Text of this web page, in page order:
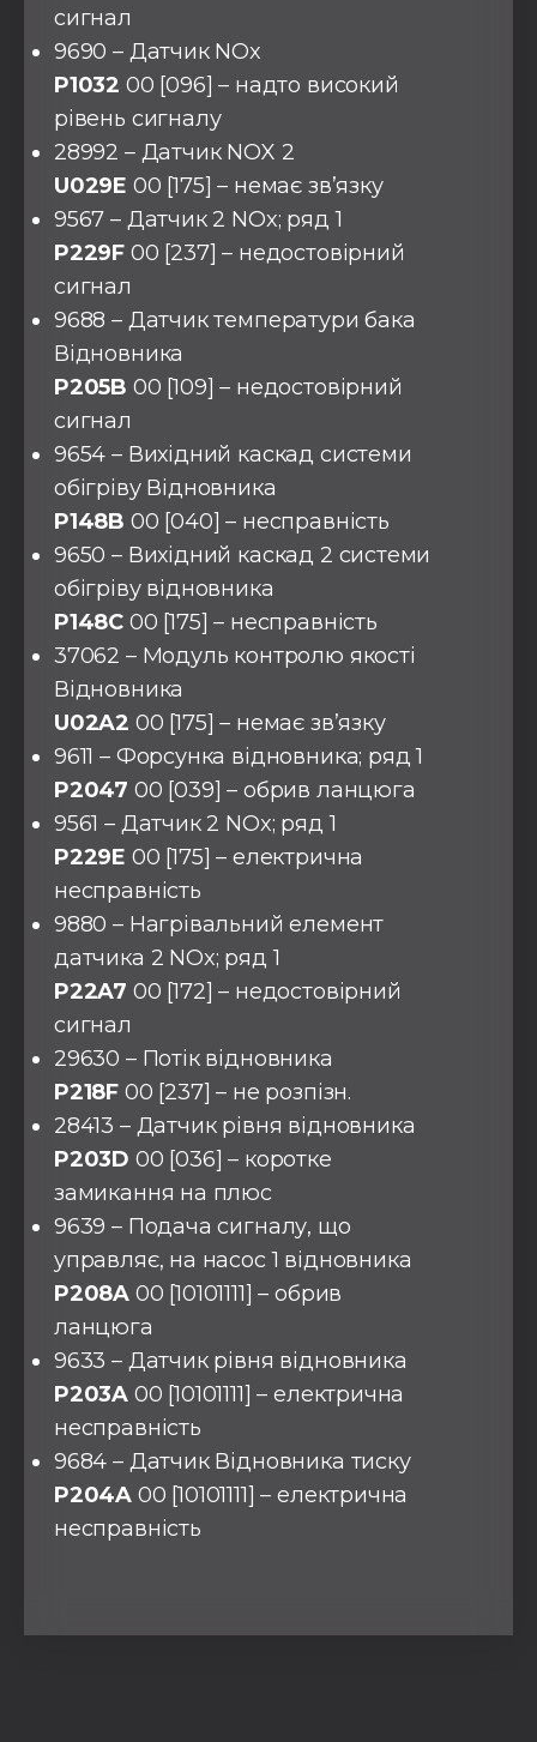
сигнал
9690 – Датчик NOx
P1032 00 [096] – надто високий
рівень сигналу
28992 – Датчик NOX 2
U029E 00 [175] – немає зв’язку
9567 – Датчик 2 NOx; ряд 1
P229F 00 [237] – недостовірний
сигнал
9688 – Датчик температури бака
Відновника
P205B 00 [109] – недостовірний
сигнал
9654 – Вихідний каскад системи
обігріву Відновника
P148B 00 [040] – несправність
9650 – Вихідний каскад 2 системи
обігріву відновника
P148C 00 [175] – несправність
37062 – Модуль контролю якості
Відновника
U02A2 00 [175] – немає зв’язку
9611 – Форсунка відновника; ряд 1
P2047 00 [039] – обрив ланцюга
9561 – Датчик 2 NOx; ряд 1
P229E 00 [175] – електрична
несправність
9880 – Нагрівальний елемент
датчика 2 NOx; ряд 1
P22A7 00 [172] – недостовірний
сигнал
29630 – Потік відновника
P218F 00 [237] – не розпізн.
28413 – Датчик рівня відновника
P203D 00 [036] – коротке
замикання на плюс
9639 – Подача сигналу, що
управляє, на насос 1 відновника
P208A 00 [10101111] – обрив
ланцюга
9633 – Датчик рівня відновника
P203A 00 [10101111] – електрична
несправність
9684 – Датчик Відновника тиску
P204A 00 [10101111] – електрична
несправність